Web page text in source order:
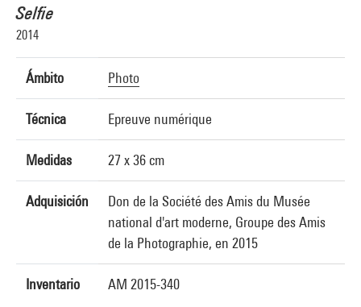
Selfie
2014
Ámbito Photo
Técnica Epreuve numérique
Medidas 27 x 36 cm
Adquisición
Don de la Société des Amis du Musée
national d'art moderne, Groupe des Amis
de la Photographie, en 2015
Inventario AM 2015-340
Difusión de la imagen :